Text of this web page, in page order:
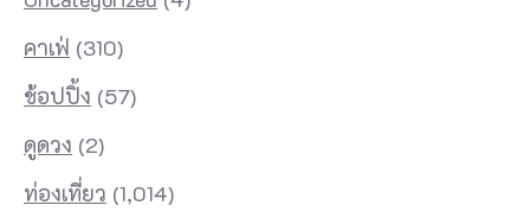
คาเฟ่ (310)
ช้อปปิ้ง (57)
ดูดวง (2)
ท่องเที่ยว (1,014)